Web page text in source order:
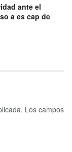
ante el
a es cap de
Los campos